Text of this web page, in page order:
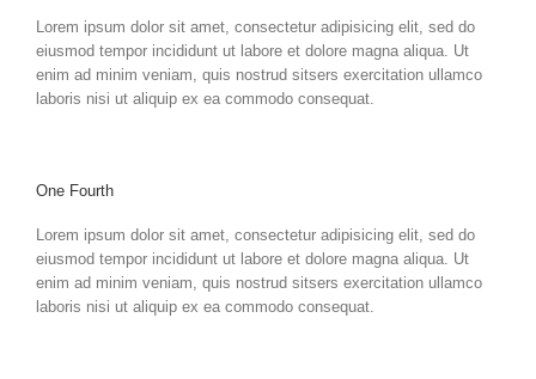
Lorem ipsum dolor sit amet, consectetur adipisicing elit, sed do
eiusmod tempor incididunt ut labore et dolore magna aliqua. Ut
enim ad minim veniam, quis nostrud sitsers exercitation ullamco
laboris nisi ut aliquip ex ea commodo consequat.
One Fourth
Lorem ipsum dolor sit amet, consectetur adipisicing elit, sed do
eiusmod tempor incididunt ut labore et dolore magna aliqua. Ut
enim ad minim veniam, quis nostrud sitsers exercitation ullamco
laboris nisi ut aliquip ex ea commodo consequat.